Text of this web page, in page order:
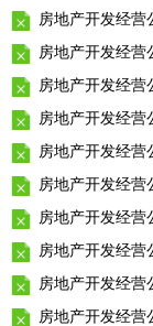
房地产开发经
房地产开发经营
房地产开发经营
房地产开发经
房地产开发经
房地产开发经营
房地产开发经
房地产开发经
房地产开发经
房地产开发经营